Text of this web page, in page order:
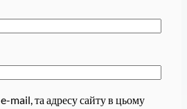
e-mail, та адресу сайту в цьому